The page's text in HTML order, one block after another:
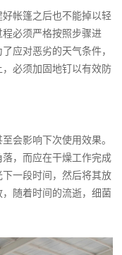
帐篷之后也不能掉以轻
必须严格按照步骤进
应对恶劣的天气条件，
必须加固地钉以有效防
会影响下次使用效果。
，而应在干燥工作完成
一段时间，然后将其放
随着时间的流逝，细菌